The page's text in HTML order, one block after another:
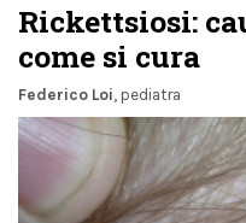
Rickettsiosi:
come si cura
Federico Loi, pediatra